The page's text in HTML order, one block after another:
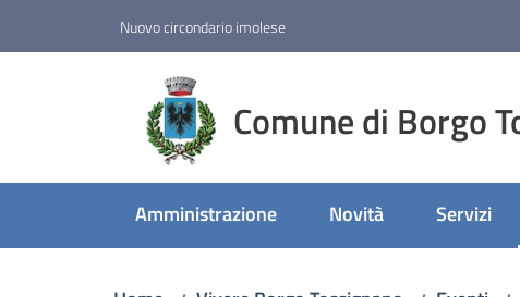
Nuovo circondario imolese
Comune di Borgo
Amministrazione Novità Servizi